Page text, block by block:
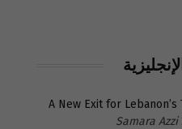
A New Exit for
Samara Azzi